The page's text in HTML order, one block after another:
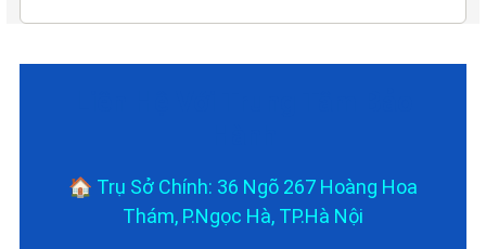
🏠 Trụ Sở Chính: 36 Ngõ 267 Hoàng Hoa
Thám, P.Ngọc Hà, TP.Hà Nội